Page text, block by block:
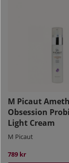
M Picaut
Obsession
Light Cream
M Picaut
789 kr